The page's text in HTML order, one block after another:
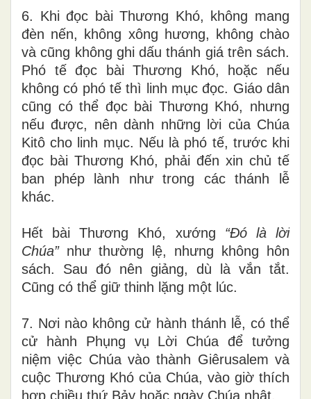
6. Khi đọc bài Thương Khó, không mang
đèn nến, không xông hương, không chào
và cũng không ghi dấu thánh giá trên sách.
Phó tế đọc bài Thương Khó, hoặc nếu
không có phó tế thì linh mục đọc. Giáo dân
cũng có thể đọc bài Thương Khó, nhưng
nếu được, nên dành những lời của Chúa
Kitô cho linh mục. Nếu là phó tế, trước khi
đọc bài Thương Khó, phải đến xin chủ tế
ban phép lành như trong các thánh lễ
khác.
Hết bài Thương Khó, xướng “Đó là lời
Chúa”như thường lệ, nhưng không hôn
sách. Sau đó nên giảng, dù là vắn tắt.
Cũng có thể giữ thinh lặng một lúc.
7. Nơi nào không cử hành thánh lễ, có thể
cử hành Phụng vụ Lời Chúa để tưởng
niệm việc Chúa vào thành Giêrusalem và
cuộc Thương Khó của Chúa, vào giờ thích
hợp chiều thứ Bảy hoặc ngày Chúa nhật.